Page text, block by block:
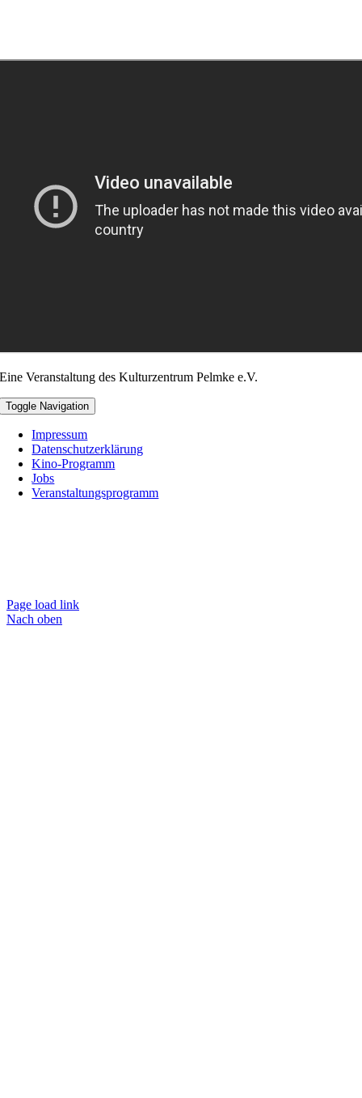
Eine Veranstaltung des Kulturzentrum Pelmke e.V.
Toggle Navigation
Impressum
Datenschutzerklärung
Kino-Programm
Jobs
Veranstaltungsprogramm
Page load link
Nach oben